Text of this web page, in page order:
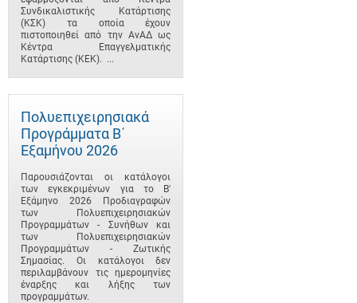
Συνδικαλιστικής Κατάρτισης
(ΚΣΚ) τα οποία έχουν
πιστοποιηθεί από την ΑνΑΔ ως
Κέντρα Επαγγελματικής
Κατάρτισης (ΚΕΚ). ...
Πολυεπιχειρησιακά
Προγράμματα B΄
Εξαμήνου 2026
Παρουσιάζονται οι κατάλογοι
των εγκεκριμένων για το B'
Εξάμηνο 2026 Προδιαγραφών
των Πολυεπιχειρησιακών
Προγραμμάτων - Συνήθων και
των Πολυεπιχειρησιακών
Προγραμμάτων - Ζωτικής
Σημασίας. Οι κατάλογοι δεν
περιλαμβάνουν τις ημερομηνίες
έναρξης και λήξης των
προγραμμάτων.